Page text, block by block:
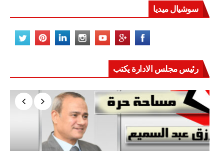
سوشيال ميديا
رئيس مجلس الادارة يكتب